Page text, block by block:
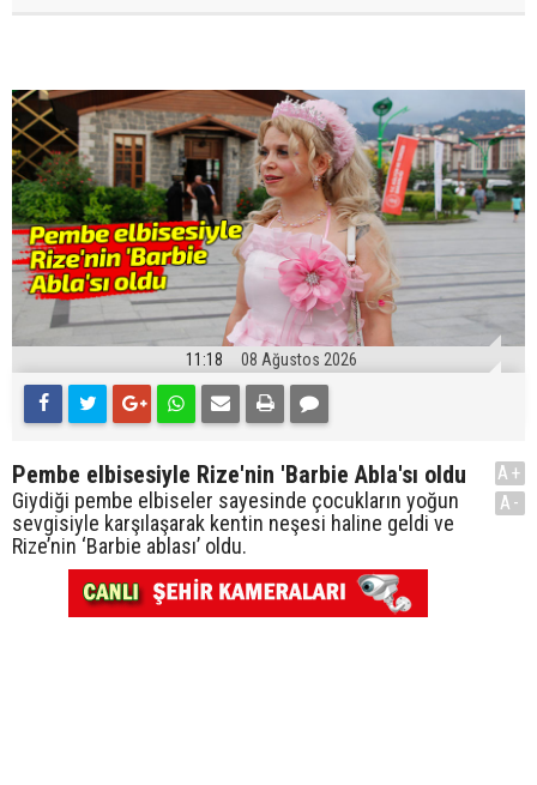
11:18 08 Ağustos 2026
Pembe elbisesiyle Rize'nin 'Barbie Abla'sı oldu
Giydiği pembe elbiseler sayesinde çocukların yoğun
sevgisiyle karşılaşarak kentin neşesi haline geldi ve
Rize’nin ‘Barbie ablası’ oldu.
A+
A-